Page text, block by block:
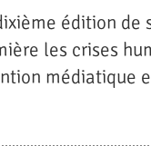
édition de
les crises
médiatique